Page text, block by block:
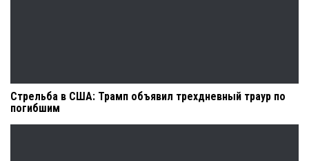
Стрельба в США: Трамп объявил трехдневный траур по
погибшим